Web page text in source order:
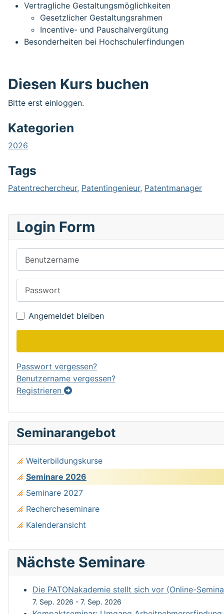
Vertragliche Gestaltungsmöglichkeiten
Gesetzlicher Gestaltungsrahmen
Incentive- und Pauschalvergütung
Besonderheiten bei Hochschulerfindungen
Diesen Kurs buchen
Bitte erst einloggen.
Kategorien
2026
Tags
Patentrechercheur, Patentingenieur, Patentmanager
Login Form
Angemeldet bleiben
Passwort vergessen?
Benutzername vergessen?
Registrieren
Seminarangebot
Weiterbildungskurse
Seminare 2026
Seminare 2027
Rechercheseminare
Kalenderansicht
Nächste Seminare
Die PATONakademie stellt sich vor (Online-
7. Sep. 2026 - 7. Sep. 2026